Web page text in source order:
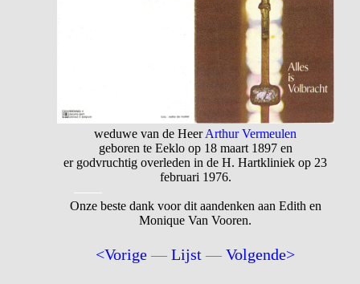
weduwe van de HeerArthur Vermeulen
geboren te Eeklo op 18 maart 1897 en
er godvruchtig overleden in de H. Hartkliniek op 23
februari 1976.
Onze beste dank voor dit aandenken aan Edith en
Monique Van Vooren.
<Vorige —Lijst —Volgende>